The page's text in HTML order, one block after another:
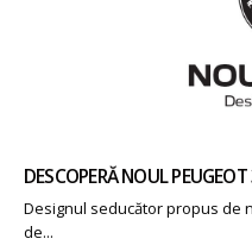
DESCOPERĂ NOUL
Designul seducător propus de
de...